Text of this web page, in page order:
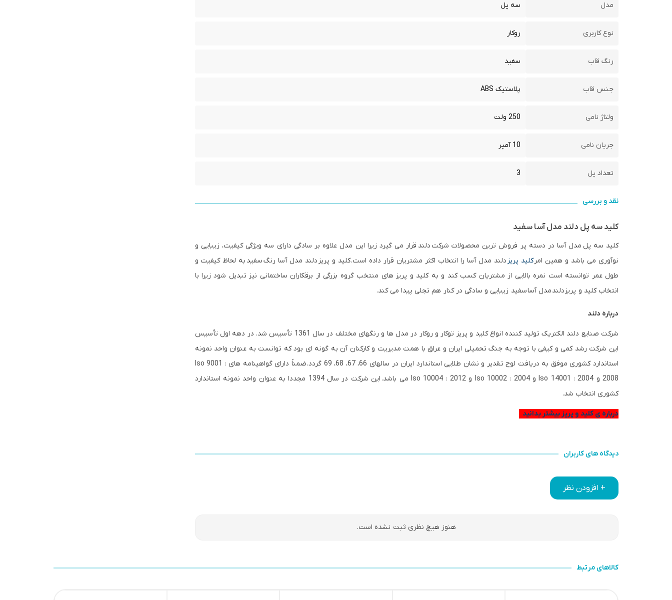
مدل سه پل
نوع کاربری روکار
رنگ قاب سفید
جنس قاب پلاستیک ABS
ولتاژ نامی 250 ولت
جریان نامی 10 آمپر
تعداد پل 3
نقد و بررسی
کلید سه پل دلند مدل آسا سفید
کلید سه پل مدل آسا در دسته پر فروش ترین محصولات شرکت دلند قرار می گیرد زیرا این مدل علاوه بر سادگی دارای سه ویژگی کیفیت، زیبایی و
نوآوری می باشد و همین امرکلید پریز دلند مدل آسا را انتخاب اکثر مشتریان قرار داده است.کلید و پریز دلند مدل آسا رنگسفید به لحاظ کیفیت و
طول عمر توانسته است نمره بالایی از مشتریان کسب کند و به کلید و پریز های منتخب گروه بزرگی از برقکاران ساختمانی نیز تبدیل شود زیرا با
انتخاب کلید و پریزدلند مدل آساسفید زیبایی و سادگی در کنار هم تجلی پیدا می کند.
درباره دلند
شرکت صنایع دلند الکتریک تولید کننده انواع کلید و پریز توکار و روکار در مدل ها و رنگهای مختلف در سال 1361 تأسیس شد. در دهه اول تأسیس
این شرکت رشد کمی و کیفی با توجه به جنگ تحمیلی ایران و عراق با همت مدیریت و کارکنان آن به گونه ای بود که توانست به عنوان واحد نمونه
استاندارد کشوری موفق به دریافت لوح تقدیر و نشان طلایی استاندارد ایران در سالهای 66، 67، 68، 69 گردد.
ضمناً دارای گواهینامه های Iso 9001 :
2008 و Iso 14001 : 2004 و Iso 10002 : 2004 و Iso 10004 : 2012 می باشد. این شرکت در سال 1394 مجددا به عنوان واحد نمونه استاندارد
کشوری انتخاب شد.
درباره ی کلید و پریز بیشتر بدانید
دیدگاه های کاربران
+ افزودن نظر
هنوز هیچ نظری ثبت نشده است.
کالاهای مرتبط